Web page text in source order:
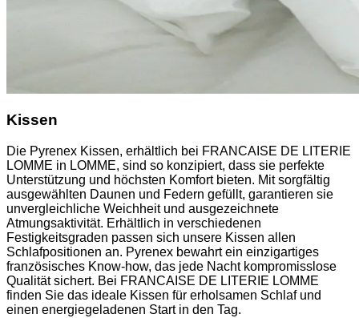
Kissen
Die Pyrenex Kissen, erhältlich bei FRANCAISE DE LITERIE
LOMME in LOMME, sind so konzipiert, dass sie perfekte
Unterstützung und höchsten Komfort bieten. Mit sorgfältig
ausgewählten Daunen und Federn gefüllt, garantieren sie
unvergleichliche Weichheit und ausgezeichnete
Atmungsaktivität. Erhältlich in verschiedenen
Festigkeitsgraden passen sich unsere Kissen allen
Schlafpositionen an. Pyrenex bewahrt ein einzigartiges
französisches Know-how, das jede Nacht kompromisslose
Qualität sichert. Bei FRANCAISE DE LITERIE LOMME
finden Sie das ideale Kissen für erholsamen Schlaf und
einen energiegeladenen Start in den Tag.